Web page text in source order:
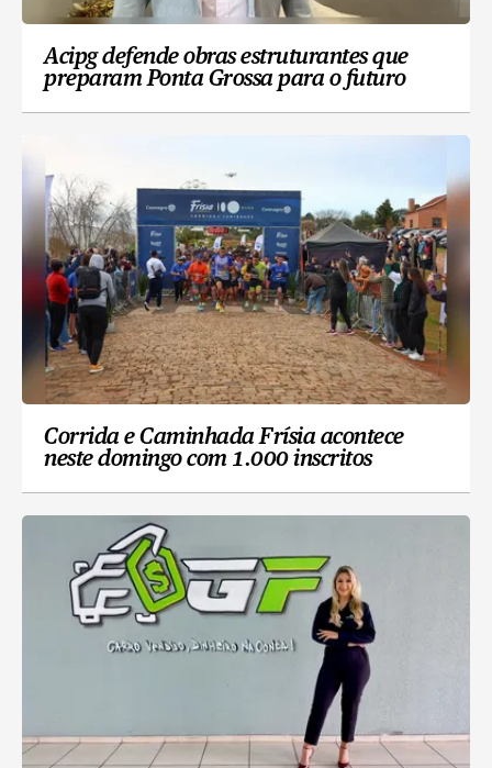
Acipg defende obras estruturantes que
preparam Ponta Grossa para o futuro
Corrida e Caminhada Frísia acontece
neste domingo com 1.000 inscritos